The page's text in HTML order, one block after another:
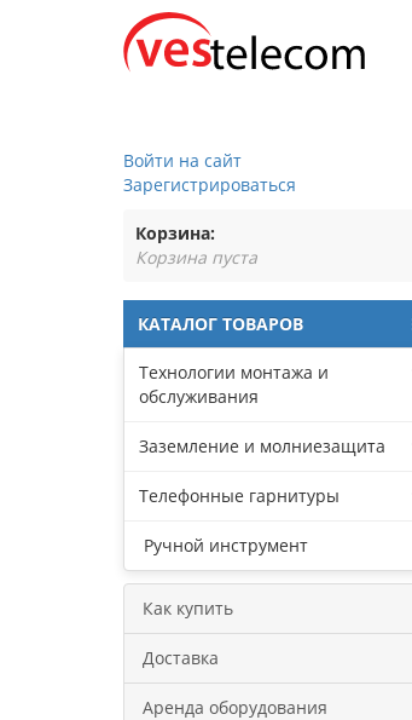
Войти на сайт
Зарегистрироваться
Корзина:
Корзина пуста
КАТАЛОГ ТОВАРОВ
Технологии монтажа и
обслуживания
Заземление и молниезащита
Телефонные гарнитуры
Ручной инструмент
Как купить
Доставка
Аренда оборудования